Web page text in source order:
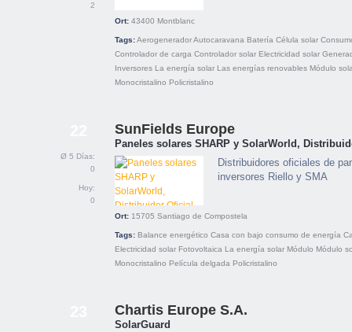
2
Ort: 43400 Montblanc
Tags:AerogeneradorAutocaravana Batería Célula solar
Controlador de carga Controlador solar Electricidad solar
Inversores La energía solar Las energías renovables Módulo
Monocristalino Policristalino
Ø 5 Días:
0
Hoy:
0
SunFields Europe
Paneles solares SHARP y SolarWorld,
Distribuidores oficiales de
inversores Riello y SMA
Ort: 15705 Santiago de Compostela
Tags: Balance energético Casa con bajo consumo de energía
Electricidad solar Fotovoltaica La energía solar Módulo Módulo
Monocristalino Película delgada Policristalino
Chartis Europe S.A.
SolarGuard